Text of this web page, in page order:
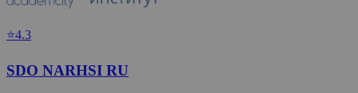
⭐4.3
SDO NARHSI RU